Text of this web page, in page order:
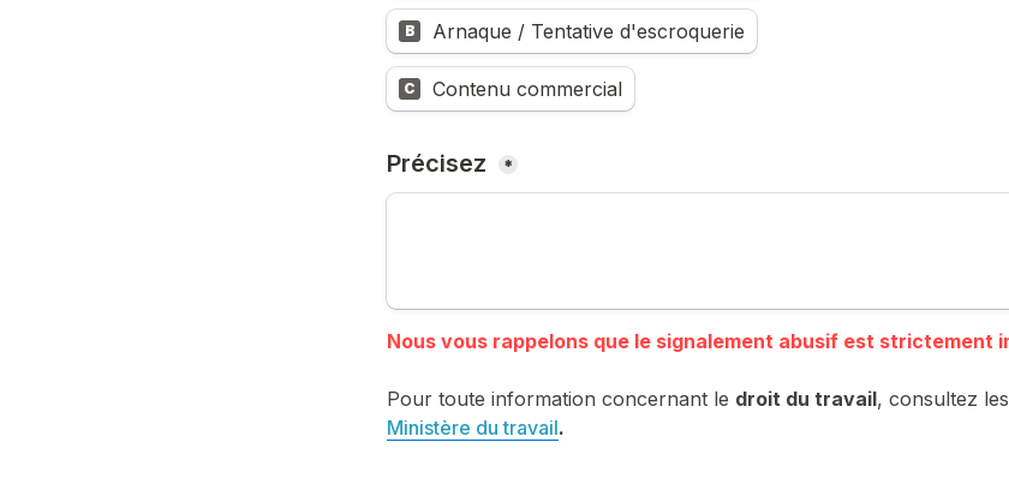
B Arnaque / Tentative d'escroquerie
C Contenu commercial
Précisez *
Pour toute information concernant le droit du travail, consultez les
Ministère du travail